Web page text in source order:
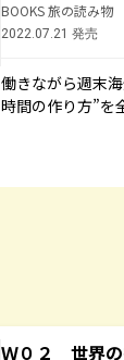
BOOKS 旅の読み物
2022.07.21 発売
働きながら週末
時間の作り方”を
Ｗ０２ 世界